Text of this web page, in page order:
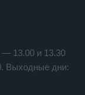
— 13.00 и 13.30
Выходные дни: